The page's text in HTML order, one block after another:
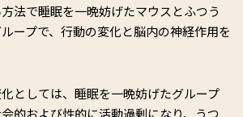
法で睡眠を一晩妨げたマウスとふつう
ープで、行動の変化と脳内の神経作用を
としては、睡眠を一晩妨げたグループ
的および性的に活動過剰になり、うつ